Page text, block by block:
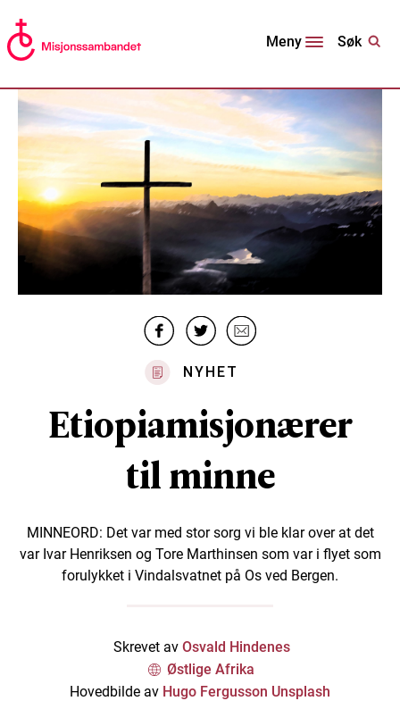
Meny Søk
NYHET
Etiopiamisjonærer
til minne
MINNEORD: Det var med stor sorg vi ble klar over at det
var Ivar Henriksen og Tore Marthinsen som var i flyet som
forulykket i Vindalsvatnet på Os ved Bergen.
Skrevet av Osvald Hindenes
Østlige Afrika
Hovedbilde av Hugo Fergusson Unsplash